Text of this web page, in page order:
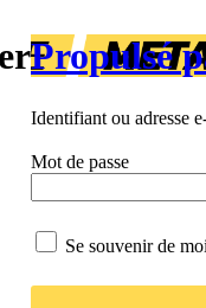
Propulsé
Identifiant ou adresse
Mot de passe
Se souvenir de moi